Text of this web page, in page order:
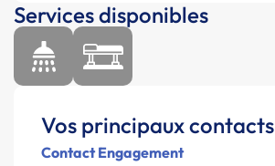
Services disponibles
Vos principaux contacts
Contact Engagement